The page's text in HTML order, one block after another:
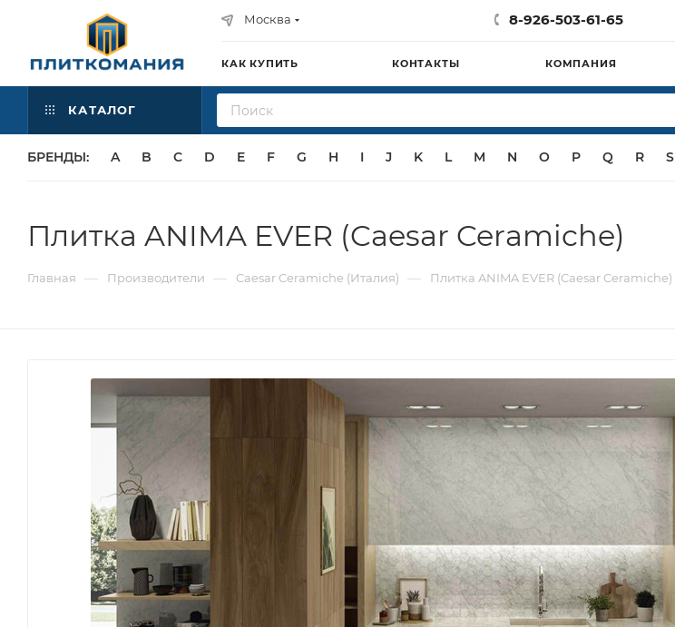
Москва 8-926-503-61-65
КАК КУПИТЬ КОНТАКТЫ КОМПАНИЯ
КАТАЛОГ
БРЕНДЫ: A B C D E F G H I J K L M N O P Q R S
Плитка ANIMA EVER (Caesar Ceramiche)
Главная — Производители — Caesar Ceramiche (Италия) — Плитка ANIMA EVER (Caesar Ceramiche)